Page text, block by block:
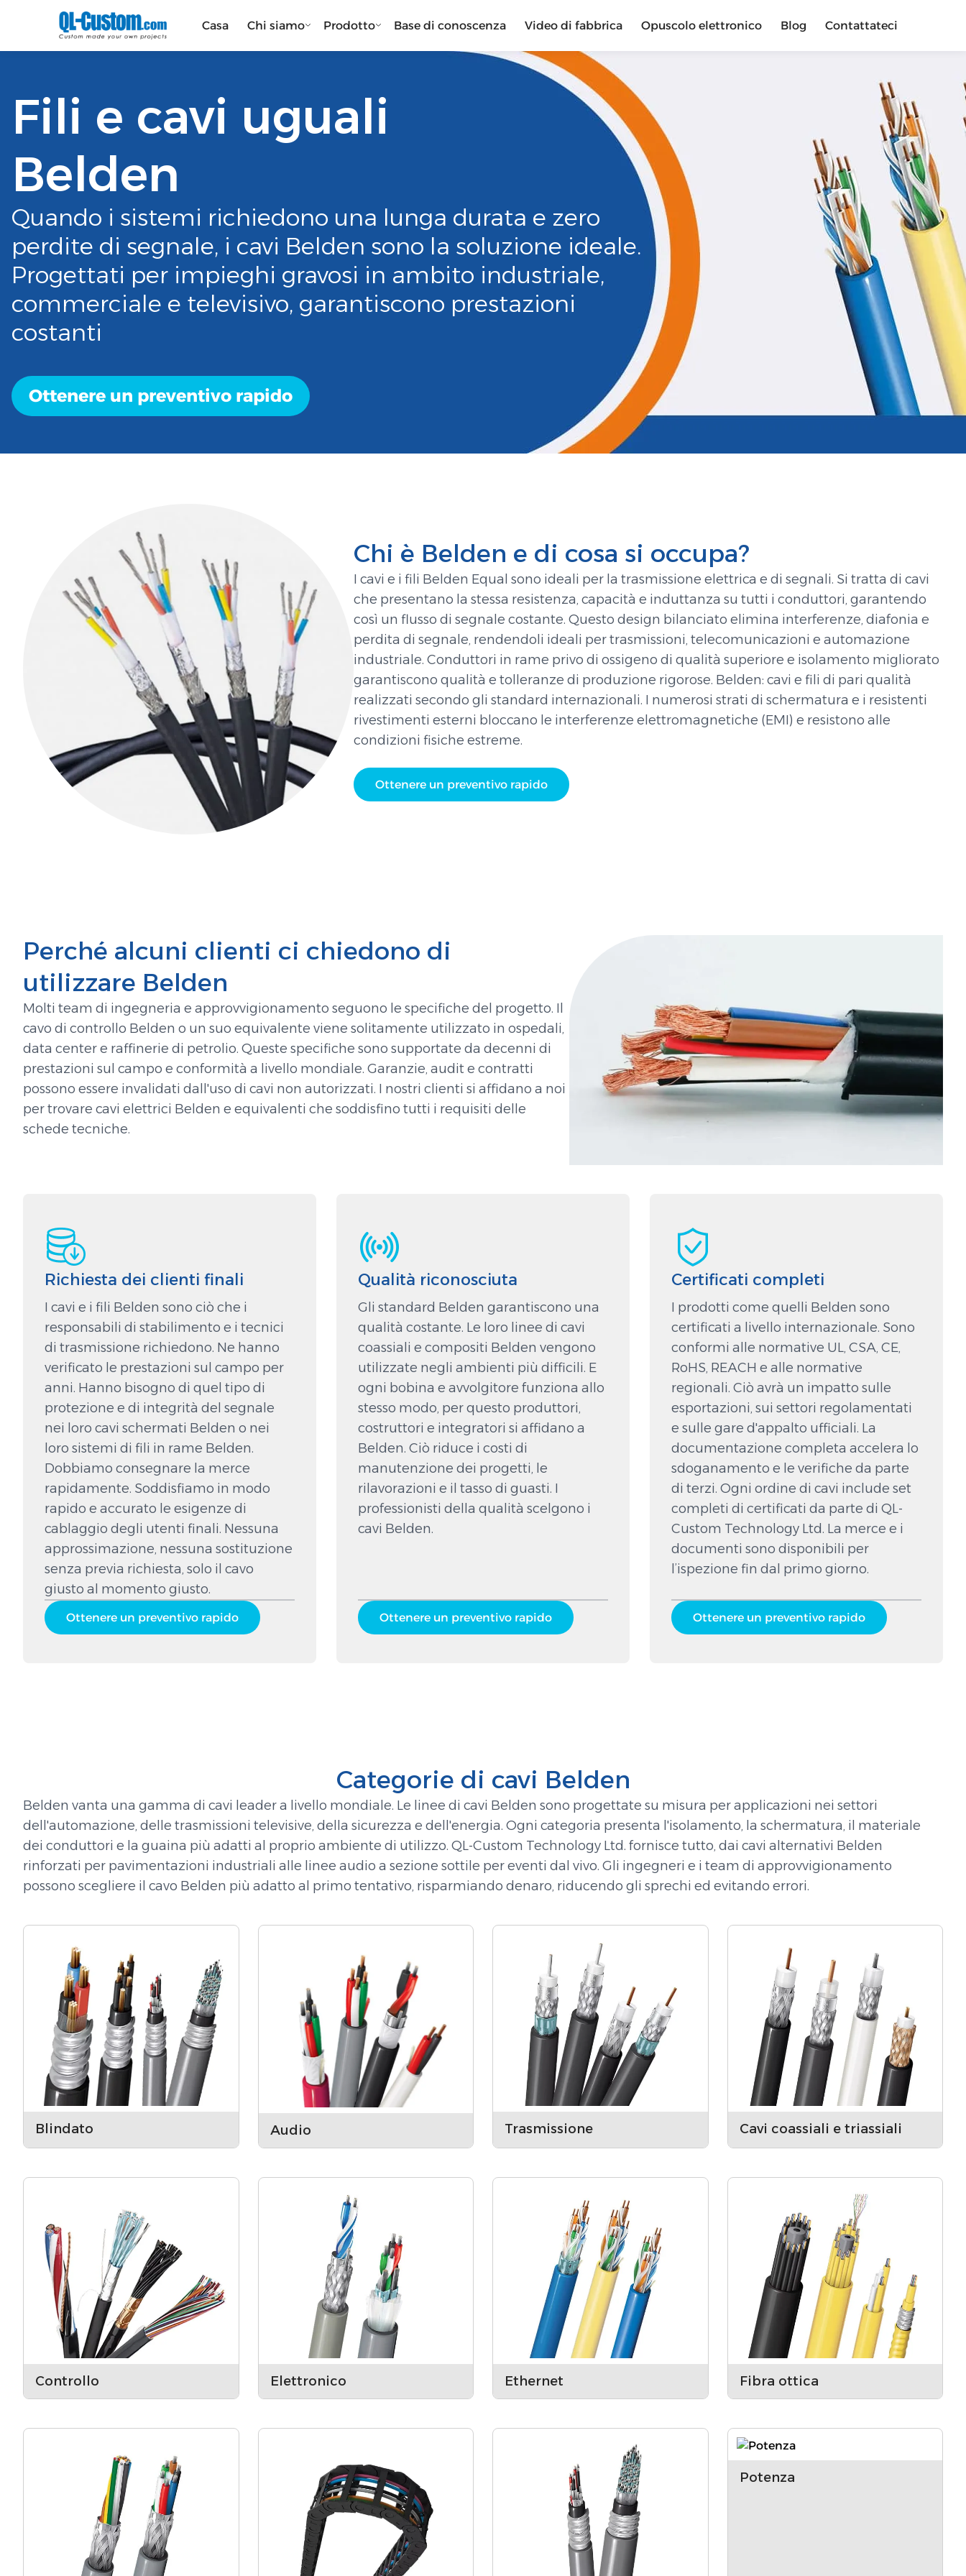
Casa Chi siamo Prodotto Base di conoscenza Video di fabbrica Opuscolo elettronico Blog Contattateci
Fili e cavi uguali
Belden
Quando i sistemi richiedono una lunga durata e zero
perdite di segnale, i cavi Belden sono la soluzione ideale.
Progettati per impieghi gravosi in ambito industriale,
commerciale e televisivo, garantiscono prestazioni
costanti
Ottenere un preventivo rapido
Chi è Belden e di cosa si occupa?
I cavi e i fili Belden Equal sono ideali per la trasmissione elettrica e di segnali. Si tratta di cavi
che presentano la stessa resistenza, capacità e induttanza su tutti i conduttori, garantendo
così un flusso di segnale costante. Questo design bilanciato elimina interferenze, diafonia e
perdita di segnale, rendendoli ideali per trasmissioni, telecomunicazioni e automazione
industriale. Conduttori in rame privo di ossigeno di qualità superiore e isolamento migliorato
garantiscono qualità e tolleranze di produzione rigorose. Belden: cavi e fili di pari qualità
realizzati secondo gli standard internazionali. I numerosi strati di schermatura e i resistenti
rivestimenti esterni bloccano le interferenze elettromagnetiche (EMI) e resistono alle
condizioni fisiche estreme.
Ottenere un preventivo rapido
Perché alcuni clienti ci chiedono di
utilizzare Belden
Molti team di ingegneria e approvvigionamento seguono le specifiche del progetto. Il
cavo di controllo Belden o un suo equivalente viene solitamente utilizzato in ospedali,
data center e raffinerie di petrolio. Queste specifiche sono supportate da decenni di
prestazioni sul campo e conformità a livello mondiale. Garanzie, audit e contratti
possono essere invalidati dall'uso di cavi non autorizzati. I nostri clienti si affidano a noi
per trovare cavi elettrici Belden e equivalenti che soddisfino tutti i requisiti delle
schede tecniche.
Richiesta dei clienti finali
I cavi e i fili Belden sono ciò che i
responsabili di stabilimento e i tecnici
di trasmissione richiedono. Ne hanno
verificato le prestazioni sul campo per
anni. Hanno bisogno di quel tipo di
protezione e di integrità del segnale
nei loro cavi schermati Belden o nei
loro sistemi di fili in rame Belden.
Dobbiamo consegnare la merce
rapidamente. Soddisfiamo in modo
rapido e accurato le esigenze di
cablaggio degli utenti finali. Nessuna
approssimazione, nessuna sostituzione
senza previa richiesta, solo il cavo
giusto al momento giusto.
Ottenere un preventivo rapido
Qualità riconosciuta
Gli standard Belden garantiscono una
qualità costante. Le loro linee di cavi
coassiali e compositi Belden vengono
utilizzate negli ambienti più difficili. E
ogni bobina e avvolgitore funziona allo
stesso modo, per questo produttori,
costruttori e integratori si affidano a
Belden. Ciò riduce i costi di
manutenzione dei progetti, le
rilavorazioni e il tasso di guasti. I
professionisti della qualità scelgono i
cavi Belden.
Ottenere un preventivo rapido
Certificati completi
I prodotti come quelli Belden sono
certificati a livello internazionale. Sono
conformi alle normative UL, CSA, CE,
RoHS, REACH e alle normative
regionali. Ciò avrà un impatto sulle
esportazioni, sui settori regolamentati
e sulle gare d'appalto ufficiali. La
documentazione completa accelera lo
sdoganamento e le verifiche da parte
di terzi. Ogni ordine di cavi include set
completi di certificati da parte di QL-
Custom Technology Ltd. La merce e i
documenti sono disponibili per
l’ispezione fin dal primo giorno.
Ottenere un preventivo rapido
Categorie di cavi Belden
Belden vanta una gamma di cavi leader a livello mondiale. Le linee di cavi Belden sono progettate su misura per applicazioni nei settori
dell'automazione, delle trasmissioni televisive, della sicurezza e dell'energia. Ogni categoria presenta l'isolamento, la schermatura, il materiale
dei conduttori e la guaina più adatti al proprio ambiente di utilizzo. QL-Custom Technology Ltd. fornisce tutto, dai cavi alternativi Belden
rinforzati per pavimentazioni industriali alle linee audio a sezione sottile per eventi dal vivo. Gli ingegneri e i team di approvvigionamento
possono scegliere il cavo Belden più adatto al primo tentativo, risparmiando denaro, riducendo gli sprechi ed evitando errori.
Blindato Audio Trasmissione Cavi coassiali e triassiali
Controllo Elettronico Ethernet Fibra ottica
Potenza